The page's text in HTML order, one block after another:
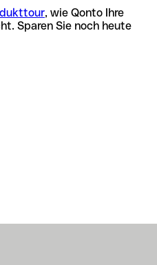
, wie Qonto Ihre
Sparen Sie noch heute